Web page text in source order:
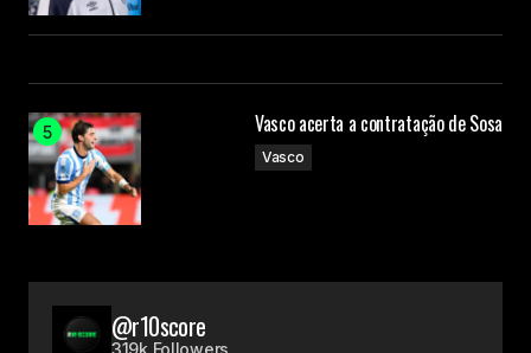
Vasco acerta a contratação de Sosa
Vasco
@r10score